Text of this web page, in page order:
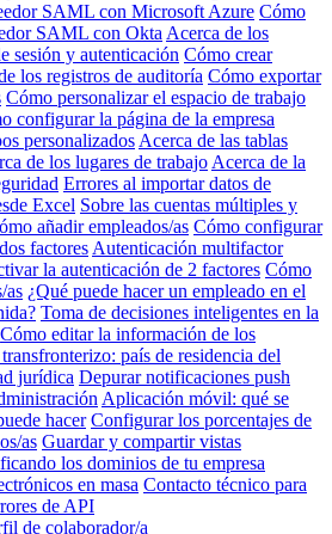
SAML con Microsoft Azure Cómo
SAML con Okta Acerca de los
sesión y autenticación Cómo crear
los registros de auditoría Cómo exportar
Cómo personalizar el espacio de trabajo
configurar la página de la empresa
personalizados Acerca de las tablas
de los lugares de trabajo Acerca de la
Errores al importar datos de
Excel Sobre las cuentas múltiples y
añadir empleados/as Cómo configurar
factores Autenticación multifactor
la autenticación de 2 factores Cómo
as ¿Qué puede hacer un empleado en el
Toma de decisiones inteligentes en la
Cómo editar la información de los
país de residencia del
jurídica Depurar notificaciones push
Aplicación móvil: qué se
hacer Configurar los porcentajes de
as Guardar y compartir vistas
los dominios de tu empresa
en masa Contacto técnico para
de API
de colaborador/a